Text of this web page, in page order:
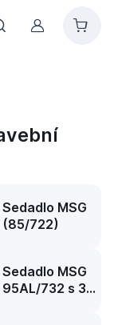
Můj účet
Sedadlo MSG
(85/722)
Sedadlo MSG
95AL/732 s 3-